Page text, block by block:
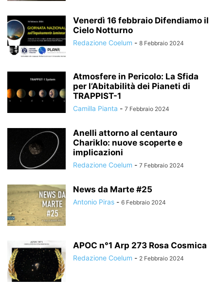
Venerdì 16 febbraio Difendiamo il
Cielo Notturno
Redazione Coelum - 8 Febbraio 2024
Atmosfere in Pericolo: La Sfida
per l’Abitabilità dei Pianeti di
TRAPPIST-1
Camilla Pianta - 7 Febbraio 2024
Anelli attorno al centauro
Chariklo: nuove scoperte e
implicazioni
Redazione Coelum - 7 Febbraio 2024
News da Marte #25
Antonio Piras - 6 Febbraio 2024
APOC n°1 Arp 273 Rosa Cosmica
Redazione Coelum - 2 Febbraio 2024